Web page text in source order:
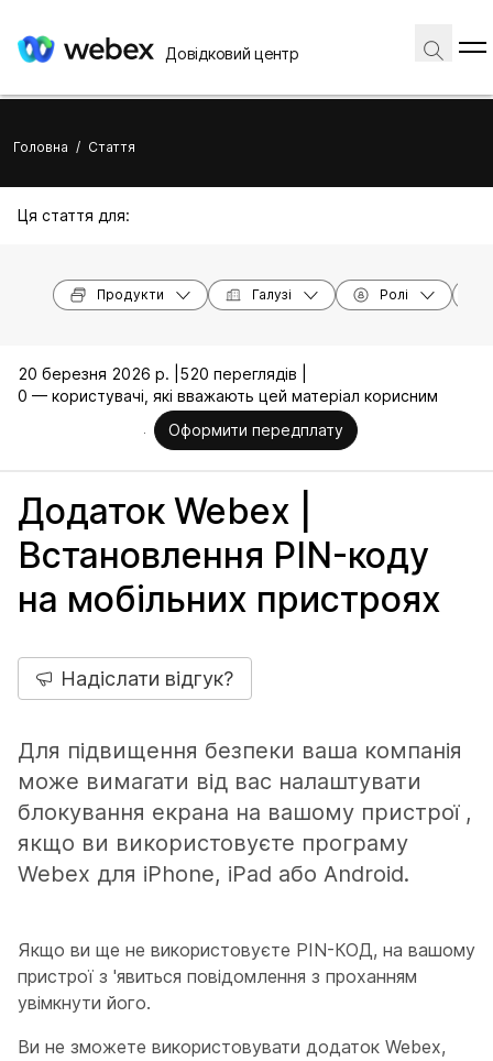
Довідковий центр
Головна / Стаття
Ця стаття для:
Продукти Галузі Ролі
20 березня 2026 р. | 520 переглядів |
0 — користувачі, які вважають цей матеріал корисним
Оформити передплату
Додаток Webex |
Встановлення PIN-коду
на мобільних пристроях
Надіслати відгук?
Для підвищення безпеки ваша компанія
може вимагати від вас налаштувати
блокування екрана на вашому пристрої ,
якщо ви використовуєте програму
Webex для iPhone, iPad або Android.
Якщо ви ще не використовуєте PIN-КОД, на вашому
пристрої з 'явиться повідомлення з проханням
увімкнути його.
Ви не зможете використовувати додаток Webex,